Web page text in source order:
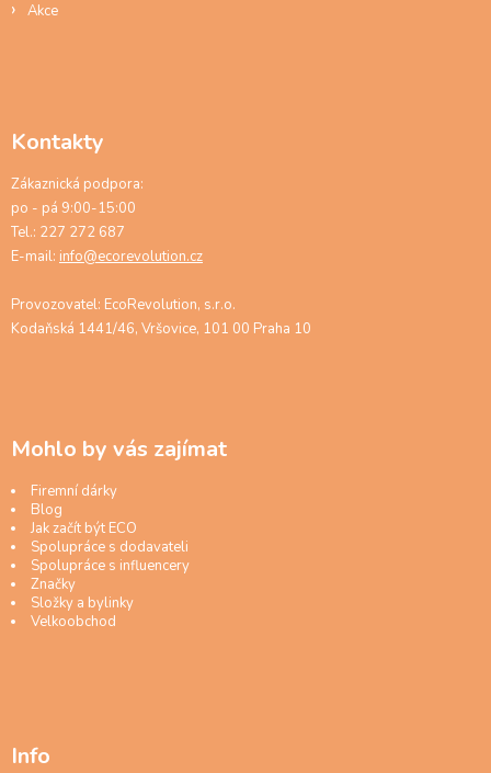
Akce
Kontakty
Zákaznická podpora:
po - pá 9:00-15:00
Tel.: 227 272 687
E-mail: info@ecorevolution.cz
Provozovatel: EcoRevolution, s.r.o.
Kodaňská 1441/46, Vršovice, 101 00 Praha 10
Mohlo by vás zajímat
Firemní dárky
Blog
Jak začít být ECO
Spolupráce s dodavateli
Spolupráce s influencery
Značky
Složky a bylinky
Velkoobchod
Info